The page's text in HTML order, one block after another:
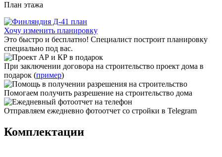
План этажа
Хочу изменить планировку
Это быстро и бесплатно! Специалист построит планировку
специально под вас.
При заключении договора на строительство проект дома в
подарок (пример)
Помогаем получить разрешение на строительство дома
Отправляем ежедневно фотоотчет со стройки в Telegram
Комплектации